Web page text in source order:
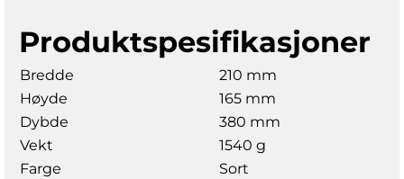
Produktspesifikasjoner
Bredde
210 mm
Høyde
165 mm
Dybde
380 mm
Vekt
1540 g
Farge
Sort